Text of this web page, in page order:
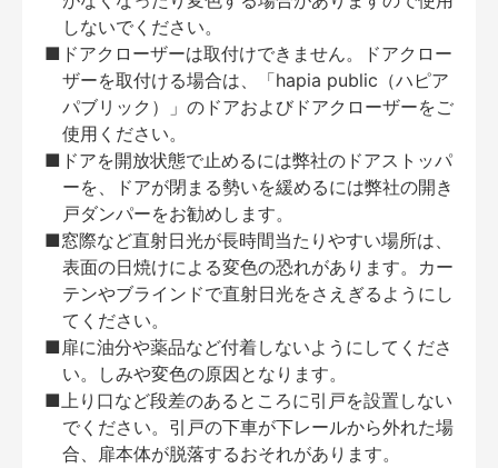
しないでください。
■ドアクローザーは取付けできません。ドアクロー
ザーを取付ける場合は、「hapia public（ハピア
パブリック）」のドアおよびドアクローザーをご
使用ください。
■ドアを開放状態で止めるには弊社のドアストッパ
ーを、ドアが閉まる勢いを緩めるには弊社の開き
戸ダンパーをお勧めします。
■窓際など直射日光が長時間当たりやすい場所は、
表面の日焼けによる変色の恐れがあります。カー
テンやブラインドで直射日光をさえぎるようにし
てください。
■扉に油分や薬品など付着しないようにしてくださ
い。しみや変色の原因となります。
■上り口など段差のあるところに引戸を設置しない
でください。引戸の下車が下レールから外れた場
合、扉本体が脱落するおそれがあります。